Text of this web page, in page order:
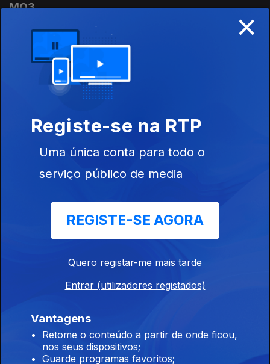
MQ3
29 mar. 2026
22 mar. 2026
MQ3
01 mar. 2026
×
Registe-se na RTP
Uma única conta para todo o
serviço público de media
REGISTE-SE AGORA
Quero registar-me mais tarde
Entrar (utilizadores registados)
Vantagens
Retome o conteúdo a partir de onde ficou,
nos seus dispositivos;
Guarde programas favoritos;